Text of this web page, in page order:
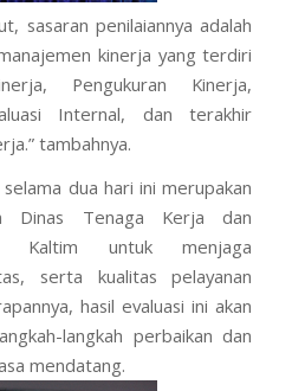
sasaran penilaiannya adalah
kinerja yang terdiri
Pengukuran Kinerja,
Internal, dan terakhir
tambahnya.
dua hari ini merupakan
Dinas Tenaga Kerja dan
Kaltim untuk menjaga
serta kualitas pelayanan
hasil evaluasi ini akan
langkah perbaikan dan
mendatang.